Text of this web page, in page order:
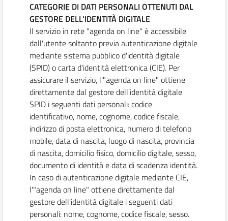
CATEGORIE DI DATI PERSONALI OTTENUTI DAL
GESTORE DELL'IDENTITÀ DIGITALE
Il servizio in rete "agenda on line" è accessibile
dall'utente soltanto previa autenticazione digitale
mediante sistema pubblico d'identità digitale
(SPID) o carta d'identità elettronica (CIE). Per
assicurare il servizio, l'"agenda on line" ottiene
direttamente dal gestore dell'identità digitale
SPID i seguenti dati personali: codice
identificativo, nome, cognome, codice fiscale,
indirizzo di posta elettronica, numero di telefono
mobile, data di nascita, luogo di nascita, provincia
di nascita, domicilio fisico, domicilio digitale, sesso,
documento di identità e data di scadenza identità.
In caso di autenticazione digitale mediante CIE,
l'"agenda on line" ottiene direttamente dal
gestore dell'identità digitale i seguenti dati
personali: nome, cognome, codice fiscale, sesso.